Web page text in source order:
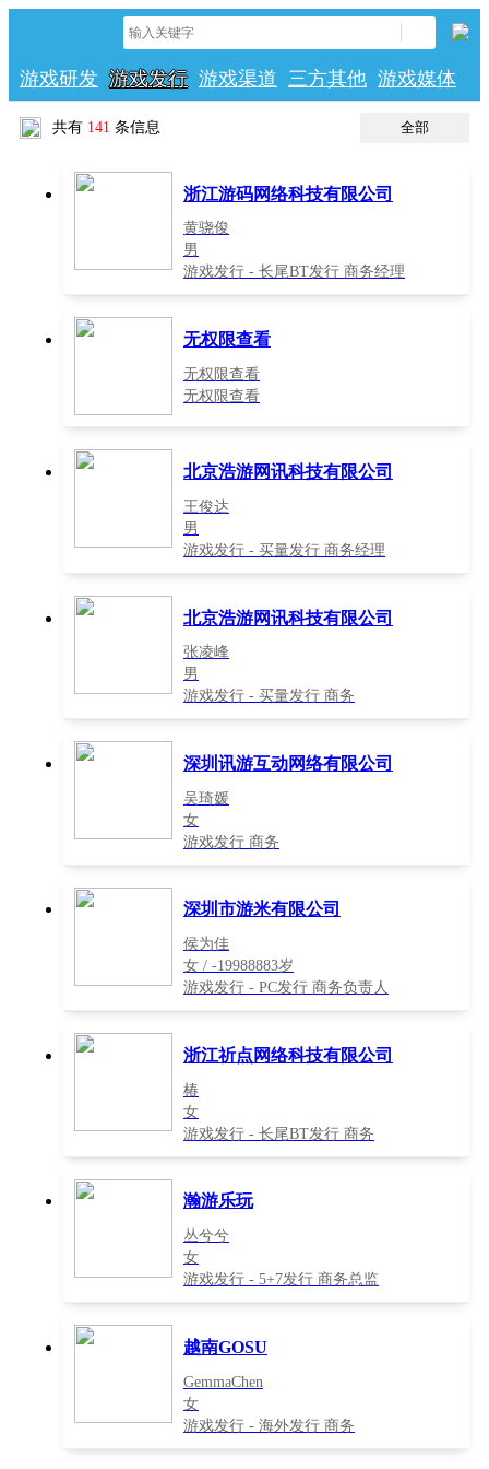
游戏研发 游戏发行 游戏渠道 三方其他 游戏媒体
共有 141 条信息 全部
浙江游码网络科技有限公司
黄骁俊
男
游戏发行 - 长尾BT发行 商务经理
无权限查看
无权限查看
无权限查看
北京浩游网讯科技有限公司
王俊达
男
游戏发行 - 买量发行 商务经理
北京浩游网讯科技有限公司
张凌峰
男
游戏发行 - 买量发行 商务
深圳讯游互动网络有限公司
吴琦媛
女
游戏发行 商务
深圳市游米有限公司
侯为佳
女 / -19988883岁
游戏发行 - PC发行 商务负责人
浙江祈点网络科技有限公司
椿
女
游戏发行 - 长尾BT发行 商务
瀚游乐玩
丛兮兮
女
游戏发行 - 5+7发行 商务总监
越南GOSU
GemmaChen
女
游戏发行 - 海外发行 商务